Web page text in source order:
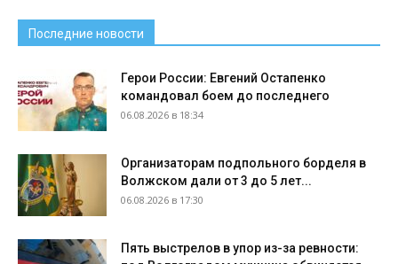
Последние новости
Герои России: Евгений Остапенко
командовал боем до последнего
06.08.2026 в 18:34
Организаторам подпольного борделя в
Волжском дали от 3 до 5 лет...
06.08.2026 в 17:30
Пять выстрелов в упор из-за ревности: